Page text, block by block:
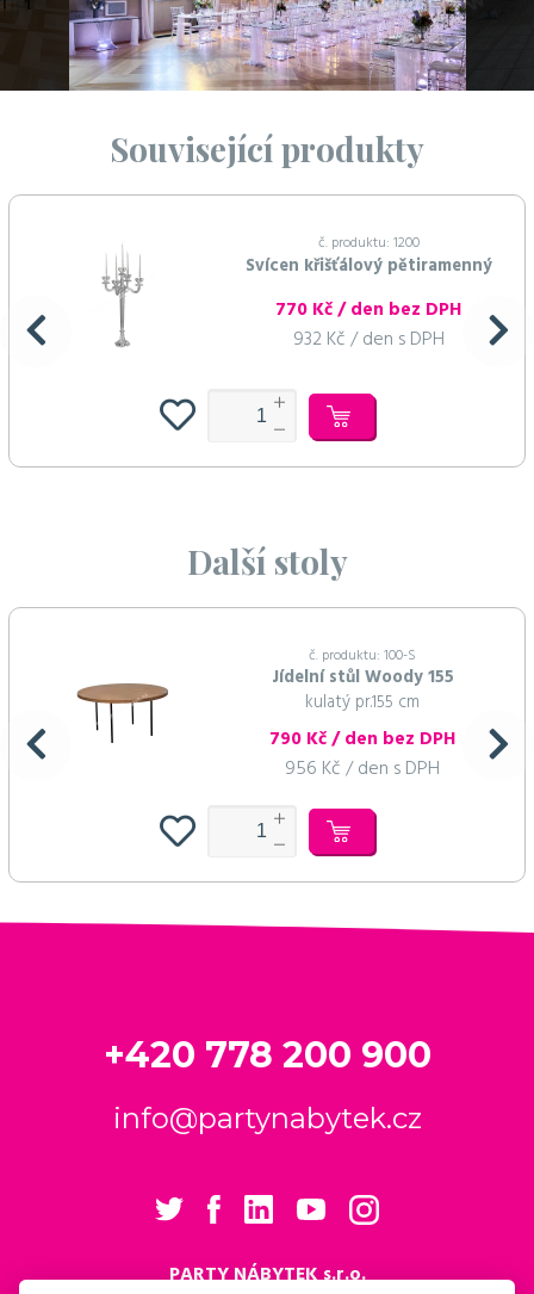
Související produkty
č. produktu: 1200
Svícen křišťálový pětiramenný
770 Kč / den bez DPH
932 Kč / den s DPH
Další stoly
č. produktu: 100-S
Jídelní stůl Woody 155
kulatý pr.155 cm
790 Kč / den bez DPH
956 Kč / den s DPH
+420 778 200 900
info@partynabytek.cz
PARTY NÁBYTEK s.r.o.